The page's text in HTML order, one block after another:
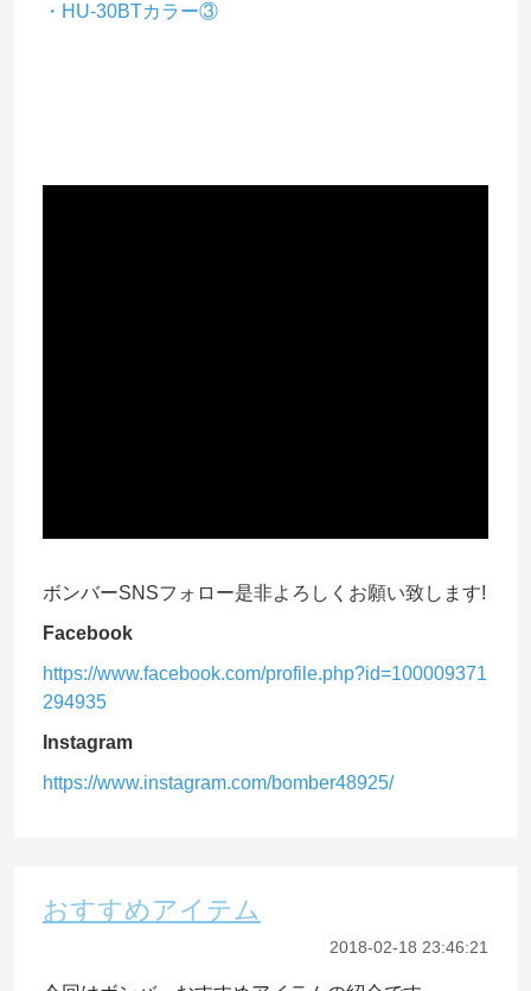
・HU-30BTカラー③
ボンバーSNSフォロー是非よろしくお願い致します!
Facebook
https://www.facebook.com/profile.php?id=100009371
294935
Instagram
https://www.instagram.com/bomber48925/
おすすめアイテム
2018-02-18 23:46:21